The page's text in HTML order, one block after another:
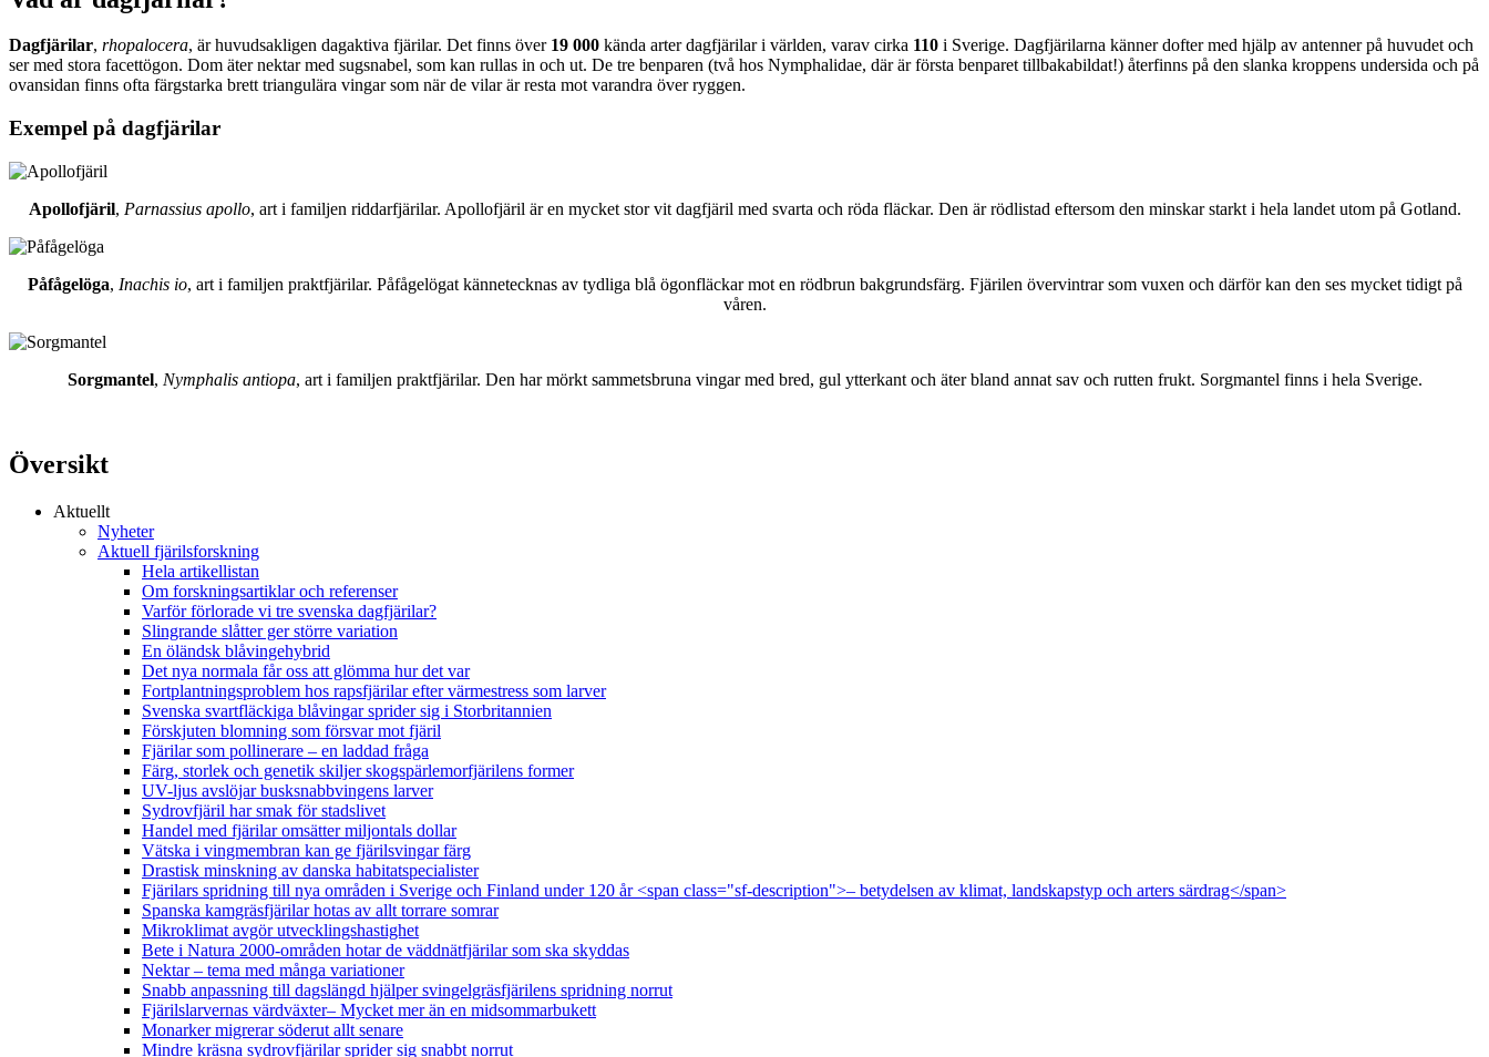
Dagfjärilar, rhopalocera, är huvudsakligen dagaktiva fjärilar. Det finns över 19 000 kända arter dagfjärilar i världen, varav cirka 110 i Sverige. Dagfjärilarna känner dofter med hjälp av antenner på huvudet och
ser med stora facettögon. Dom äter nektar med sugsnabel, som kan rullas in och ut. De tre benparen (två hos Nymphalidae, där är första benparet tillbakabildat!) återfinns på den slanka kroppens undersida och på
ovansidan finns ofta färgstarka brett triangulära vingar som när de vilar är resta mot varandra över ryggen.
Exempel på dagfjärilar
Apollofjäril, Parnassius apollo, art i familjen riddarfjärilar. Apollofjäril är en mycket stor vit dagfjäril med svarta och röda fläckar. Den är rödlistad eftersom den minskar starkt i hela landet utom på Gotland.
Påfågelöga, Inachis io, art i familjen praktfjärilar. Påfågelögat kännetecknas av tydliga blå ögonfläckar mot en rödbrun bakgrundsfärg. Fjärilen övervintrar som vuxen och därför kan den ses mycket tidigt på
våren.
Sorgmantel, Nymphalis antiopa, art i familjen praktfjärilar. Den har mörkt sammetsbruna vingar med bred, gul ytterkant och äter bland annat sav och rutten frukt. Sorgmantel finns i hela Sverige.
Översikt
Aktuellt
Nyheter
Aktuell fjärilsforskning
Hela artikellistan
Om forskningsartiklar och referenser
Varför förlorade vi tre svenska dagfjärilar?
Slingrande slåtter ger större variation
En öländsk blåvingehybrid
Det nya normala får oss att glömma hur det var
Fortplantningsproblem hos rapsfjärilar efter värmestress som larver
Svenska svartfläckiga blåvingar sprider sig i Storbritannien
Förskjuten blomning som försvar mot fjäril
Fjärilar som pollinerare – en laddad fråga
Färg, storlek och genetik skiljer skogspärlemorfjärilens former
UV-ljus avslöjar busksnabbvingens larver
Sydrovfjäril har smak för stadslivet
Handel med fjärilar omsätter miljontals dollar
Vätska i vingmembran kan ge fjärilsvingar färg
Drastisk minskning av danska habitatspecialister
Fjärilars spridning till nya områden i Sverige och Finland under 120 år <span class="sf-description">– betydelsen av klimat, landskapstyp och arters särdrag</span>
Spanska kamgräsfjärilar hotas av allt torrare somrar
Mikroklimat avgör utvecklingshastighet
Bete i Natura 2000-områden hotar de väddnätfjärilar som ska skyddas
Nektar – tema med många variationer
Snabb anpassning till dagslängd hjälper svingelgräsfjärilens spridning norrut
Fjärilslarvernas värdväxter– Mycket mer än en midsommarbukett
Monarker migrerar söderut allt senare
Mindre kräsna sydrovfjärilar sprider sig snabbt norrut